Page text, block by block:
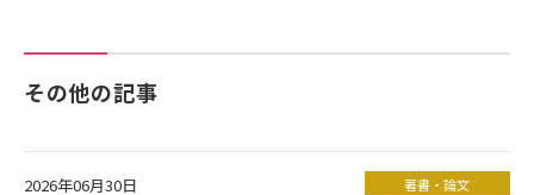
その他の記事
2026年06月30日 著書・論文